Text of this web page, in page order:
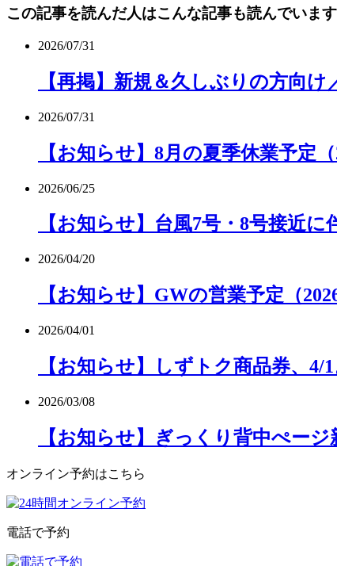
この記事を読んだ人はこんな記事も読んでいます
2026/07/31
【再掲】新規＆久しぶりの方向け
2026/07/31
【お知らせ】8月の夏季休業予定（
2026/06/25
【お知らせ】台風7号・8号接近に
2026/04/20
【お知らせ】GWの営業予定（2026
2026/04/01
【お知らせ】しずトク商品券、4/1
2026/03/08
【お知らせ】ぎっくり背中ぺージ
オンライン予約はこちら
電話で予約